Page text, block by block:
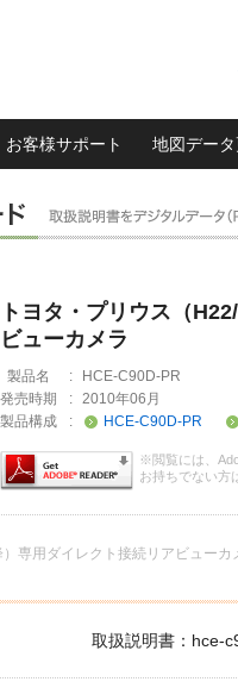
お客様サポート 地図デー
トヨタ・プリウス（
ビューカメラ
製品名 :
HCE-C90D-PR
発売時期
: 2010年06月
製品構成
: HCE-C90D-PR
※閲覧には、
お持ちでない方
専用ダイレクト接続リアビューカ
取扱説明書：hce-